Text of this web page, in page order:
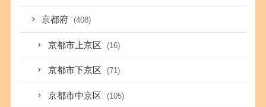
京都府 (408)
京都市上京区 (16)
京都市下京区 (71)
京都市中京区 (105)